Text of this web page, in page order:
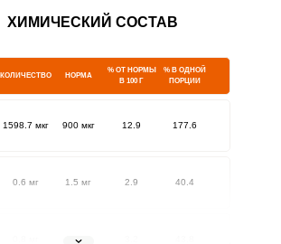
ХИМИЧЕСКИЙ СОСТАВ
КОЛИЧЕСТВО НОРМА
% ОТ НОРМЫ
В 100 Г
% В ОДНОЙ
ПОРЦИИ
1598.7 мкг 900 мкг 12.9 177.6
0.6 мг 1.5 мг 2.9 40.4
1.8 мг